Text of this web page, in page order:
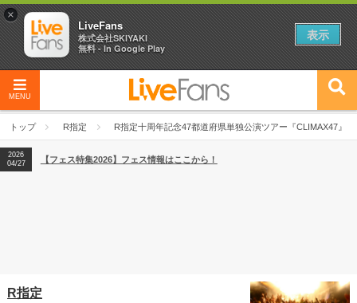
MENU
トップ R指定 R指定十周年記念47都道府県単独公演ツアー『CLIMAX47』
2026
04/27
2026
【ライブ動員ランキング】2026年上半期編発表！
2026
04/27
【フェス特集2026】フェス情報はここから！
R指定
×
LiveFans
株式会社SKIYAKI
無料 - In Google Play
表示